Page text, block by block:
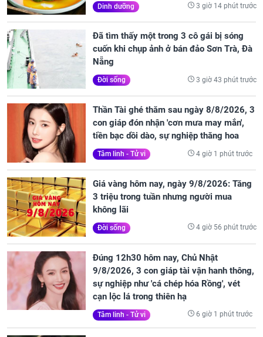
Dinh dưỡng 3 giờ 14 phút trước
Đã tìm thấy một trong 3 cô gái bị sóng
cuốn khi chụp ảnh ở bán đảo Sơn Trà, Đà
Nẵng
Đời sống 3 giờ 43 phút trước
Thần Tài ghé thăm sau ngày 8/8/2026, 3
con giáp đón nhận 'cơn mưa may mắn',
tiền bạc dồi dào, sự nghiệp thăng hoa
Tâm linh - Tử vi 4 giờ 1 phút trước
Giá vàng hôm nay, ngày 9/8/2026: Tăng
3 triệu trong tuần nhưng người mua
không lãi
Đời sống 4 giờ 56 phút trước
Đúng 12h30 hôm nay, Chủ Nhật
9/8/2026, 3 con giáp tài vận hanh thông,
sự nghiệp như 'cá chép hóa Rồng', vét
cạn lộc lá trong thiên hạ
Tâm linh - Tử vi 6 giờ 1 phút trước